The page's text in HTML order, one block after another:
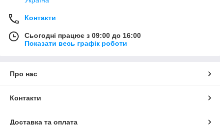
Контакти
Сьогодні працює з 09:00 до 16:00
Показати весь графік роботи
Про нас
Контакти
Доставка та оплата